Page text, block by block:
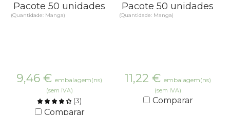
Pacote 50 unidades
(Quantidade: Manga)
9,46 € embalagem(ns)
(sem IVA)
(3)
Comparar
Pacote 50 unidades
(Quantidade: Manga)
11,22 € embalagem(ns)
(sem IVA)
Comparar